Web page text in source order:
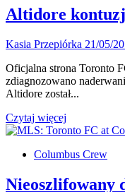
temu
Portland
swój
pierwszy
sparing
Altidore
Kasia Przepiórka 21/05/
Oficjalna strona Toronto
zdiagnozowano
Altidore został...
Czytaj więcej
się
o
Columbus Crew
Nieoszlifowany